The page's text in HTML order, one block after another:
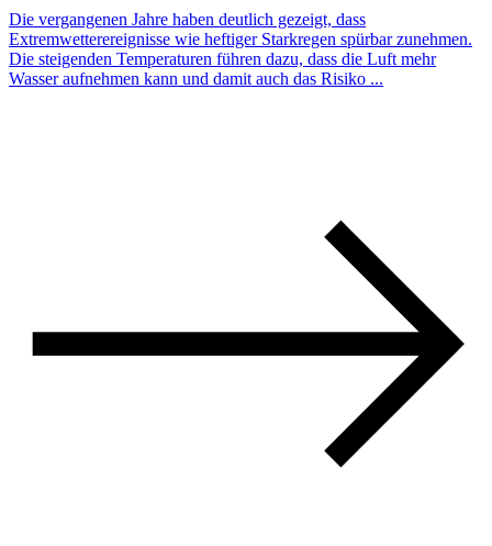
Die vergangenen Jahre haben deutlich gezeigt, dass
Extremwetterereignisse wie heftiger Starkregen spürbar zunehmen.
Die steigenden Temperaturen führen dazu, dass die Luft mehr
Wasser aufnehmen kann und damit auch das Risiko ...